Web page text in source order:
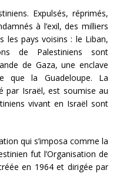
Expulsés, réprimés,
à l’exil, des milliers
les pays voisins : le Liban,
de Palestiniens sont
de Gaza, une enclave
que la Guadeloupe. La
par Israël, est soumise au
vivant en Israël sont
qui s’imposa comme la
fut l’Organisation de
en 1964 et dirigée par